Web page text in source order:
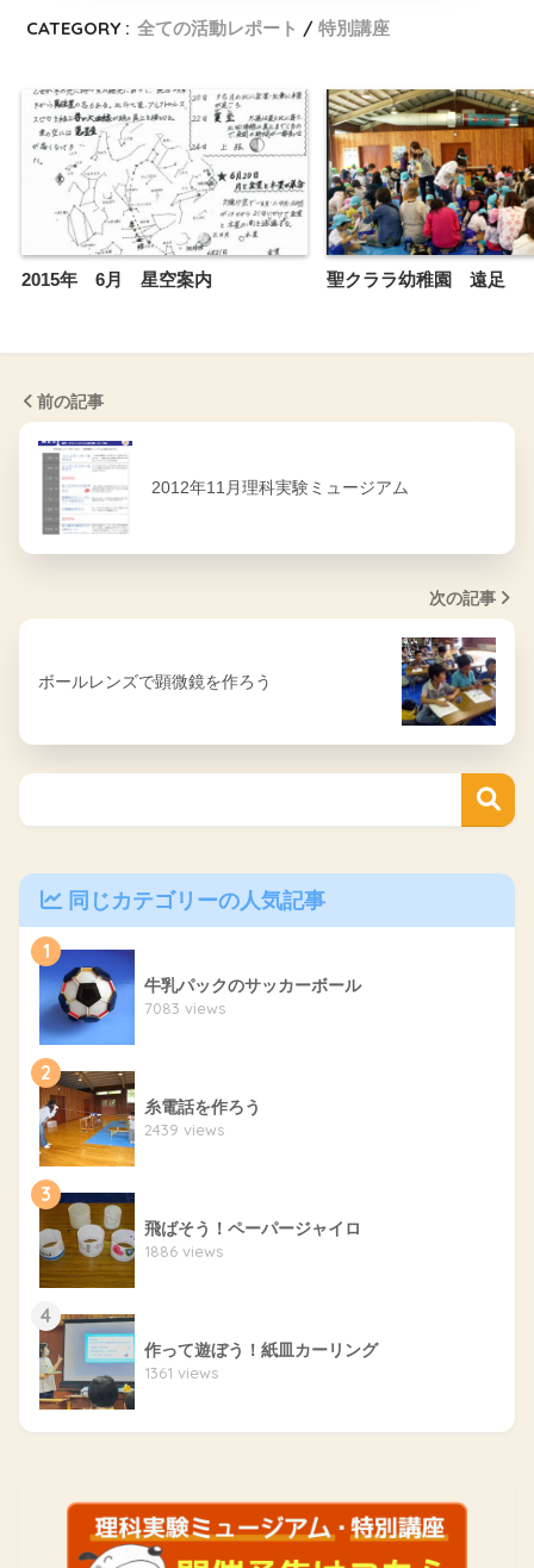
CATEGORY : 全ての活動レポート 特別講座
2015年 6月 星空案内 聖クララ幼稚園 遠足
前の記事
2012年11月理科実験ミュージアム
次の記事
ボールレンズで顕微鏡を作ろう
同じカテゴリーの人気記事
1
牛乳パックのサッカーボール
7083 views
2
糸電話を作ろう
2439 views
3
飛ばそう！ペーパージャイロ
1886 views
4
作って遊ぼう！紙皿カーリング
1361 views